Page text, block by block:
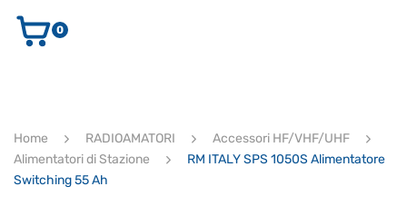
AUDIO E VIDEO
ULTIMI ARRIVI
Ricerca
prodotti
0
Home RADIOAMATORI
Accessori HF/VHF/UHF
Alimentatori di Stazione
RM ITALY SPS 1050S Alimentatore
Switching 55 Ah